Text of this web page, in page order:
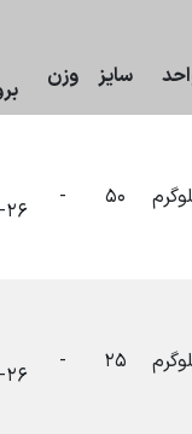
تاریخ
قیمت
۰۹:۵۲
۰۶-۲۶
تومان
۰۹:۵۰
۰۶-۲۶
تومان